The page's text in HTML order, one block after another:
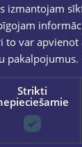
izmantojam
to var
pakalpojumus.
Strikti